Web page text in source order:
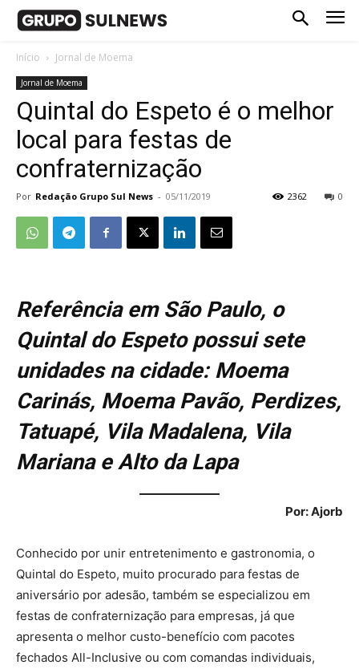
Início Jornal de Moema
Jornal de Moema
Quintal do Espeto é o melhor
local para festas de
confraternização
Por Redação Grupo Sul News - 05/11/2019 0
2362
Referência em São Paulo, o
Quintal do Espeto possui sete
unidades na cidade: Moema
Carinás, Moema Pavão, Perdizes,
Tatuapé, Vila Madalena, Vila
Mariana e Alto da Lapa
Por: Ajorb
Conhecido por unir entretenimento e gastronomia, o
Quintal do Espeto, muito procurado para festas de
aniversário por adesão, também se especializou em
festas de confraternização para empresas, já que
apresenta o melhor custo-benefício com pacotes
fechados All-Inclusive ou com comandas individuais,